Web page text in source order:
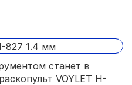
станет в
VOYLET H-